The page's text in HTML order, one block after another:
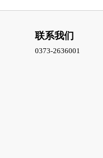
联系我们
0373-2636001